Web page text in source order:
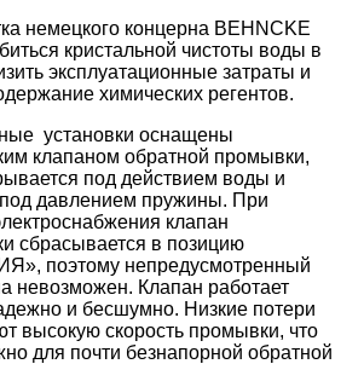
немецкого концерна BEHNCKE
кристальной чистоты воды в
эксплуатационные затраты и
химических регентов.
установки оснащены
клапаном обратной промывки,
под действием воды и
давлением пружины. При
клапан
сбрасывается в позицию
поэтому непредусмотренный
невозможен. Клапан работает
и бесшумно. Низкие потери
высокую скорость промывки, что
для почти безнапорной обратной